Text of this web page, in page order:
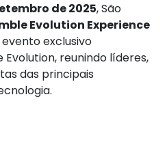
de 2025, São
Evolution Experience
evento exclusivo
reunindo líderes,
das principais